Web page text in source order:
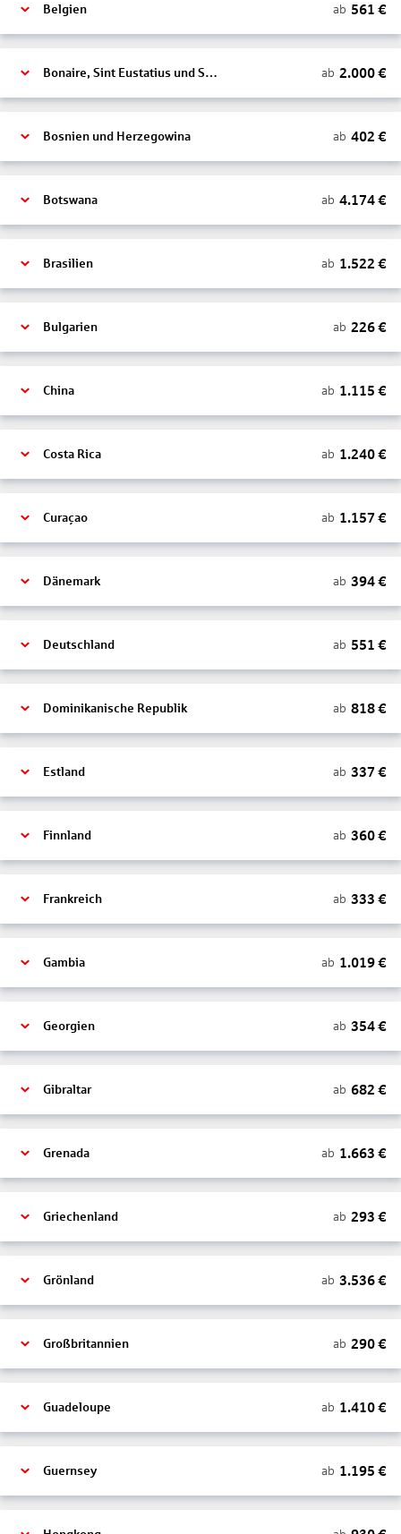
Belgien ab 561 €
Bonaire, Sint Eustatius und Saba ab 2.000€
Bosnien und Herzegowina ab 402 €
Botswana ab 4.174€
Brasilien ab 1.522 €
Bulgarien ab 226€
China ab 1.115 €
Costa Rica ab 1.240€
Curaçao ab 1.157 €
Dänemark ab 394€
Deutschland ab 551 €
Dominikanische Republik ab 818€
Estland ab 337 €
Finnland ab 360€
Frankreich ab 333 €
Gambia ab 1.019€
Georgien ab 354€
Gibraltar ab 682 €
Grenada ab 1.663 €
Griechenland ab 293 €
Grönland ab 3.536€
Großbritannien ab 290€
Guadeloupe ab 1.410€
Guernsey ab 1.195 €